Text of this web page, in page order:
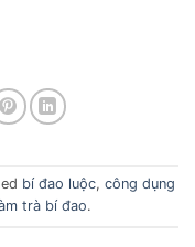
bí đao luộc, công dụng
trà bí đao.